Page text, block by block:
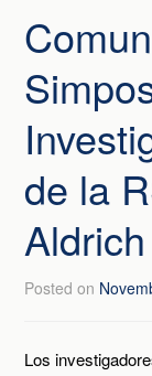
de la
Aldrich
Posted on
Los